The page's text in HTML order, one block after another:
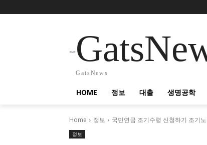
GatsNews
HOME 정보 대출 생명공학
Home 정보 국민연금 조기수령 신청하기 조기
정보